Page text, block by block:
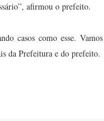
afirmou o prefeito.
casos como esse. Vamos
da Prefeitura e do prefeito.